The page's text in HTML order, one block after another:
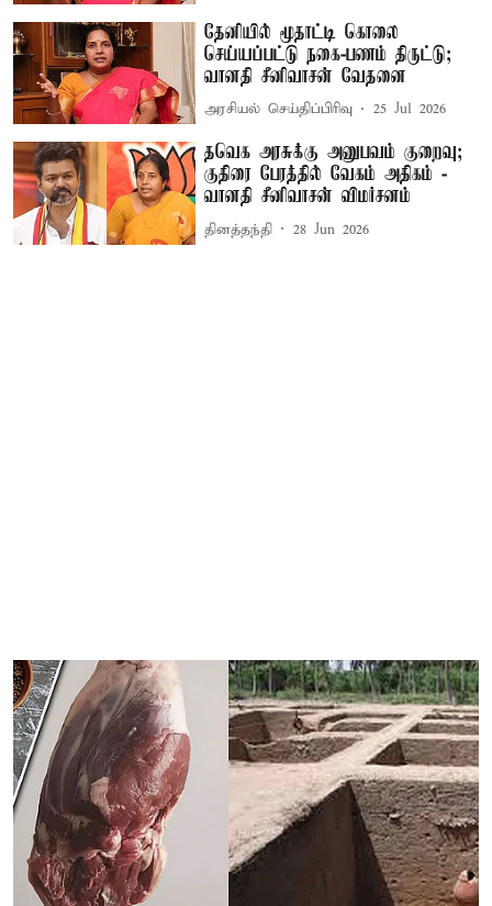
தேனியில் மூதாட்டி கொலை
செய்யப்பட்டு நகை-பணம் திருட்டு;
வானதி சீனிவாசன் வேதனை
அரசியல் செய்திப்பிரிவு 25 Jul 2026
தவெக அரசுக்கு அனுபவம் குறைவு;
குதிரை பேரத்தில் வேகம் அதிகம் -
வானதி சீனிவாசன் விமர்சனம்
தினத்தந்தி 28 Jun 2026